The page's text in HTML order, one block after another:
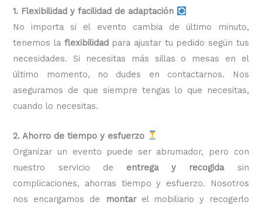
1. Flexibilidad y facilidad de adaptación
No importa si el evento cambia de último minuto,
tenemos la flexibilidadpara ajustar tu pedido según tus
necesidades. Si necesitas más sillas o mesas en el
último momento, no dudes en contactarnos. Nos
aseguramos de que siempre tengas lo que necesitas,
cuando lo necesitas.
2. Ahorro de tiempo y esfuerzo
Organizar un evento puede ser abrumador, pero con
nuestro servicio de entrega y recogidasin
complicaciones, ahorras tiempo y esfuerzo. Nosotros
nos encargamos de
montarel mobiliario y recogerlo